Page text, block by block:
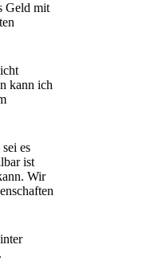
Geld mit
kann ich
es
ist
Wir